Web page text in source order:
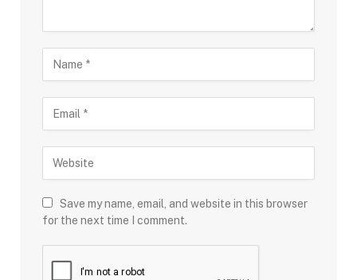
Save my name, email, and website in this browser
for the next time I comment.